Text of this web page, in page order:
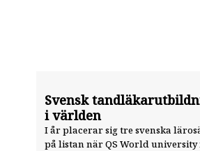
Svensk
i världen
I år placerar sig tre svenska
på listan när QS World